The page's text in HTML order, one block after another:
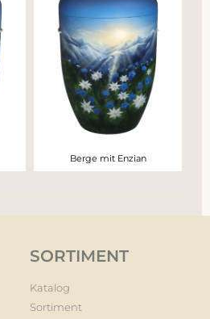
Berge mit Enzian
SORTIMENT
Katalog
Sortiment